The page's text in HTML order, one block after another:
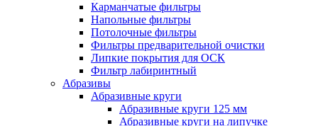
Карманчатые фильтры
Напольные фильтры
Потолочные фильтры
Фильтры предварительной очистки
Липкие покрытия для ОСК
Фильтр лабиринтный
Абразивы
Абразивные круги
Абразивные круги 125 мм
Абразивные круги на липучке